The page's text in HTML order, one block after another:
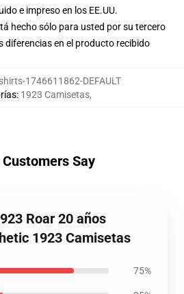
e impreso en los EE.UU.
hecho sólo para usted por su tercero
diferencias en el producto recibido
1746611862-DEFAULT
: 1923 Camisetas,
Say
Roar 20 años
1923 Camisetas
75%